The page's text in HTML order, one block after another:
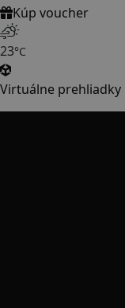
Kúp voucher
23°C
Virtuálne prehliadky